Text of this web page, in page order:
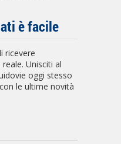
è facile
ricevere
Unisciti al
oggi stesso
le ultime novità